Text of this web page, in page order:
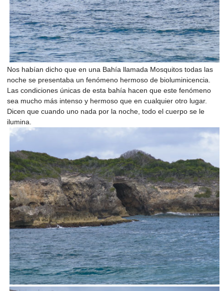
Nos habían dicho que en una Bahía llamada Mosquitos todas las
noche se presentaba un fenómeno hermoso de bioluminicencia.
Las condiciones únicas de esta bahía hacen que este fenómeno
sea mucho más intenso y hermoso que en cualquier otro lugar.
Dicen que cuando uno nada por la noche, todo el cuerpo se le
ilumina.